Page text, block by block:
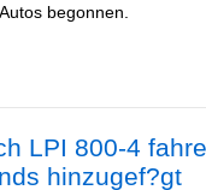
begonnen.
LPI 800-4
hinzugef?gt